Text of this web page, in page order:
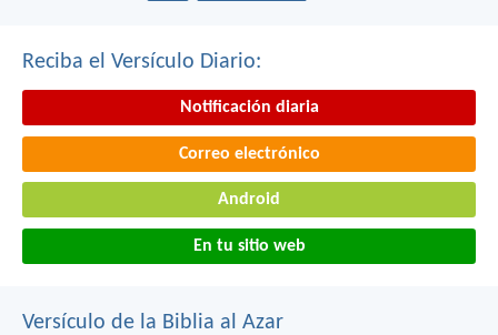
Reciba el Versículo Diario:
Notificación diaria
Correo electrónico
Android
En tu sitio web
Versículo de la Biblia al Azar